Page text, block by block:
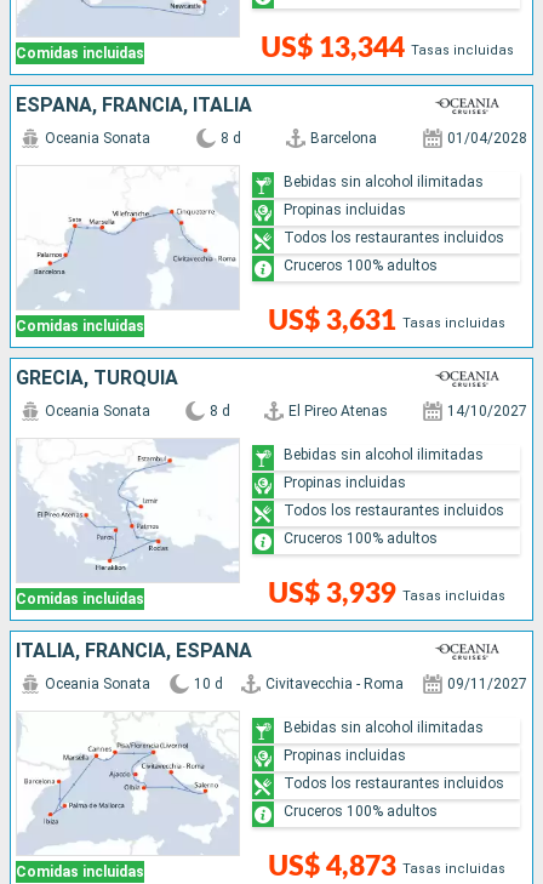
Comidas incluidas US$ 13,344 Tasas incluidas
ESPAÑA, FRANCIA, ITALIA
Comidas incluidas
Oceania Sonata 8 d Barcelona 01/04/2028
US$ 3,631 Tasas incluidas
Bebidas sin alcohol ilimitadas
Propinas incluidas
Todos los restaurantes incluidos
Cruceros 100% adultos
GRECIA, TURQUÍA
Comidas incluidas
Oceania Sonata 8 d El Pireo Atenas 14/10/2027
US$ 3,939 Tasas incluidas
Bebidas sin alcohol ilimitadas
Propinas incluidas
Todos los restaurantes incluidos
Cruceros 100% adultos
ITALIA, FRANCIA, ESPAÑA
Comidas incluidas
Oceania Sonata 10 d Civitavecchia - Roma 09/11/2027
US$ 4,873 Tasas incluidas
Bebidas sin alcohol ilimitadas
Propinas incluidas
Todos los restaurantes incluidos
Cruceros 100% adultos